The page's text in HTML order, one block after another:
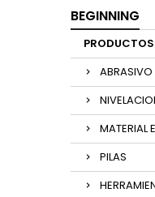
BEGINNING
PRODUCTOS
ABRASIVO
MATERIAL
PILAS